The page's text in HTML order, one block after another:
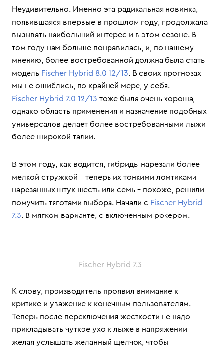
Неудивительно. Именно эта радикальная новинка,
появившаяся впервые в прошлом году, продолжала
вызывать наибольший интерес и в этом сезоне. В
том году нам больше понравилась, и, по нашему
мнению, более востребованной должна была стать
модель Fischer Hybrid 8.0 12/13. В своих прогнозах
мы не ошиблись, по крайней мере, у себя.
Fischer Hybrid 7.0 12/13 тоже была очень хороша,
однако область применения и назначение подобных
универсалов делает более востребованными лыжи
более широкой талии.
В этом году, как водится, гибриды нарезали более
мелкой стружкой – теперь их тонкими ломтиками
нарезанных штук шесть или семь – похоже, решили
помучить тяготами выбора. Начали с Fischer Hybrid
7.3. В мягком варианте, с включенным рокером.
Fischer Hybrid 7.3
К слову, производитель проявил внимание к
критике и уважение к конечным пользователям.
Теперь после переключения жесткости не надо
прикладывать чуткое ухо к лыже в напряжении
желая услышать желанный щелчок, чтобы